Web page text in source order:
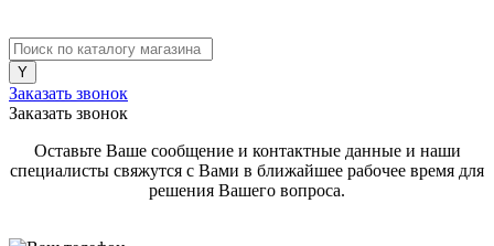
Заказать звонок
Заказать звонок
Оставьте Ваше сообщение и контактные данные и наши
специалисты свяжутся с Вами в ближайшее рабочее время для
решения Вашего вопроса.